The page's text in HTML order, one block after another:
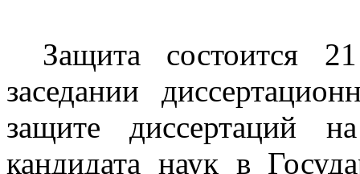
Защита состоится
заседании
защите диссертаций
кандидата наук в